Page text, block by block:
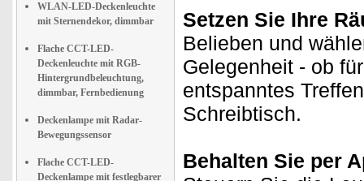
WLAN-LED-Deckenleuchte
mit Sternendekor, dimmbar
Flache CCT-LED-
Deckenleuchte mit RGB-
Hintergrundbeleuchtung,
dimmbar, Fernbedienung
Deckenlampe mit Radar-
Bewegungssensor
Flache CCT-LED-
Deckenlampe mit festlegbarer
Setzen Sie Ihre
Belieben und
Gelegenheit - ob
entspanntes
Schreibtisch.
Behalten Sie per